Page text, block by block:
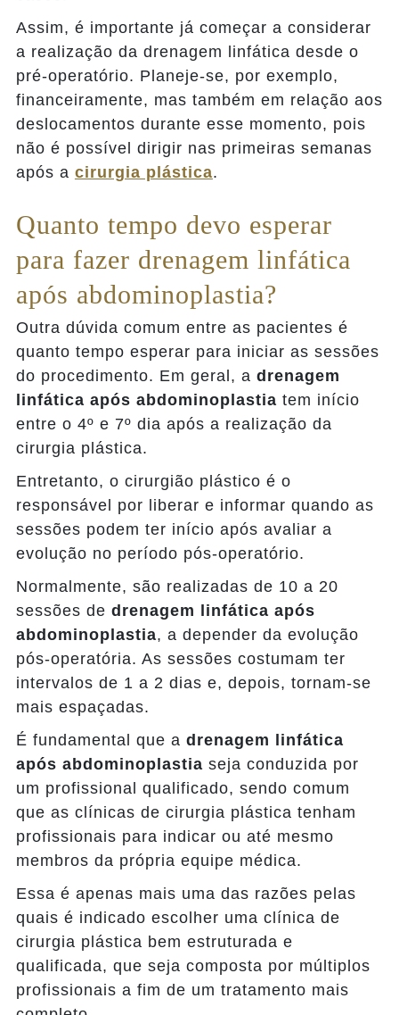
Assim, é importante já começar a considerar
a realização da drenagem linfática desde o
pré-operatório. Planeje-se, por exemplo,
financeiramente, mas também em relação aos
deslocamentos durante esse momento, pois
não é possível dirigir nas primeiras semanas
após a cirurgia plástica.
Quanto tempo devo esperar
para fazer drenagem linfática
após abdominoplastia?
Outra dúvida comum entre as pacientes é
quanto tempo esperar para iniciar as sessões
do procedimento. Em geral, a drenagem
linfática após abdominoplastia tem início
entre o 4º e 7º dia após a realização da
cirurgia plástica.
Entretanto, o cirurgião plástico é o
responsável por liberar e informar quando as
sessões podem ter início após avaliar a
evolução no período pós-operatório.
Normalmente, são realizadas de 10 a 20
sessões de drenagem linfática após
abdominoplastia, a depender da evolução
pós-operatória. As sessões costumam ter
intervalos de 1 a 2 dias e, depois, tornam-se
mais espaçadas.
É fundamental que a drenagem linfática
após abdominoplastia seja conduzida por
um profissional qualificado, sendo comum
que as clínicas de cirurgia plástica tenham
profissionais para indicar ou até mesmo
membros da própria equipe médica.
Essa é apenas mais uma das razões pelas
quais é indicado escolher uma clínica de
cirurgia plástica bem estruturada e
qualificada, que seja composta por múltiplos
profissionais a fim de um tratamento mais